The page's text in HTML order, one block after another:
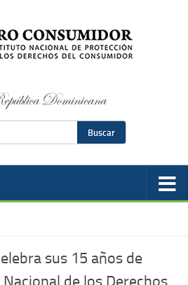
Buscar
sus 15 años de